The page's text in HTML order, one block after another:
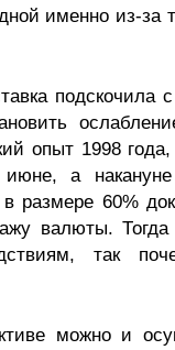
именно из-за
опыт 1998
а накануне
размере 60%
валюты. Тогда
так
можно и